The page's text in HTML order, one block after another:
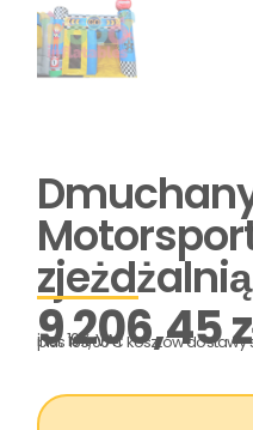
zjeżdżalnią
9 206,45
incl. 19% VAT
plus 169,00 € kosztów